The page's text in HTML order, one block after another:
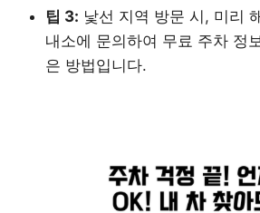
팁 3: 낯선 지역 방문 시, 미리
내소에 문의하여 무료 주차 정
은 방법입니다.